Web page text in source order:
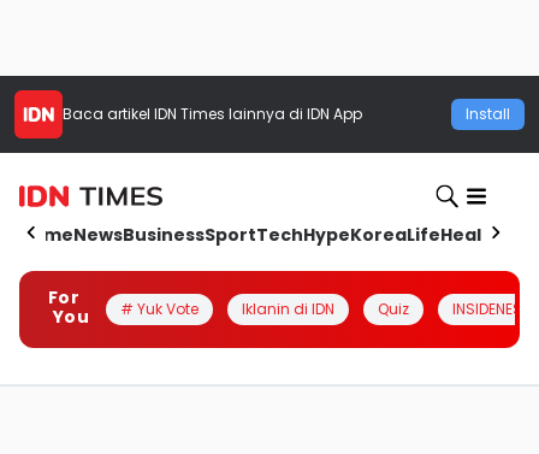
Baca artikel IDN Times lainnya di IDN App Install
HomeNewsBusinessSportTechHypeKoreaLifeHealth
For
You
# Yuk Vote Iklanin di IDN Quiz INSIDENESIA